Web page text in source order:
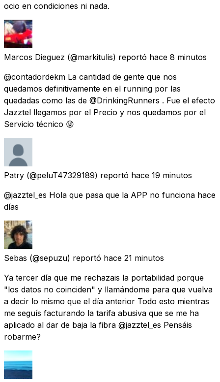
ocio en condiciones ni nada.
Marcos Dieguez (@markitulis) reportó hace 8 minutos
@contadordekm La cantidad de gente que nos
quedamos definitivamente en el running por las
quedadas como las de @DrinkingRunners . Fue el efecto
Jazztel llegamos por el Precio y nos quedamos por el
Servicio técnico 😜
Patry (@peluT47329189) reportó hace 19 minutos
@jazztel_es Hola que pasa que la APP no funciona hace
días
Sebas (@sepuzu) reportó hace 21 minutos
Ya tercer día que me rechazais la portabilidad porque
"los datos no coinciden" y llamándome para que vuelva
a decir lo mismo que el día anterior Todo esto mientras
me seguís facturando la tarifa abusiva que se me ha
aplicado al dar de baja la fibra @jazztel_es Pensáis
robarme?